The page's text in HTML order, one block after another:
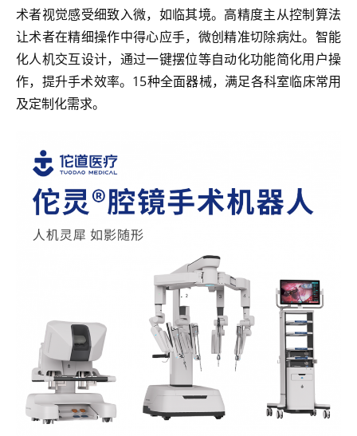
术者视觉感受细致入微，如临其境。高精度主从控制算法
让术者在精细操作中得心应手，微创精准切除病灶。智能
化人机交互设计，通过一键摆位等自动化功能简化用户操
作，提升手术效率。15种全面器械，满足各科室临床常用
及定制化需求。